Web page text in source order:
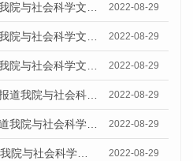
8月25日《粤学习》报道我院与社会科学文献出版社联合发布《广州蓝皮书：广州城市国际化发展报告（2022）》的媒体文章 2022-08-29
8月25日《南方网》报道我院与社会科学文献出版社联合发布《广州蓝皮书：广州城市国际化发展报告（2022）》的媒体文章 2022-08-29
8月25日《新快报》报道我院与社会科学文献出版社联合发布《广州蓝皮书：广州城市国际化发展报告（2022）》的媒体文章 2022-08-29
8月25日《南方都市报》报道我院与社会科学文献出版社联合发布《广州蓝皮书：广州城市国际化发展报告（2022）》的媒体文章 2022-08-29
8月25日《凤凰新闻》报道我院与社会科学文献出版社联合发布《广州蓝皮书：广州城市国际化发展报告（2022）》的媒体文章 2022-08-29
8月25日《21财经》报道我院与社会科学文献出版社联合发布《广州蓝皮书：广州城市国际化发展报告（2022）》的媒体文章 2022-08-29